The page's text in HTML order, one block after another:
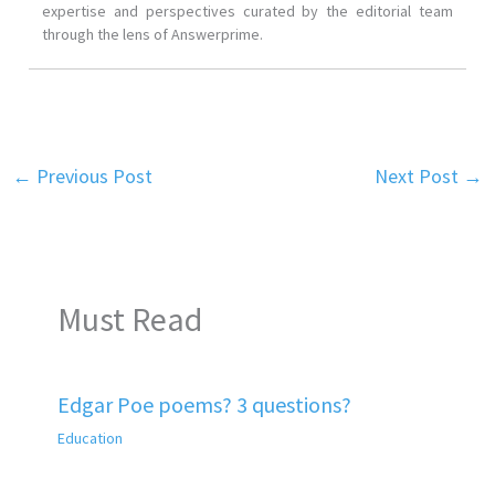
expertise and perspectives curated by the editorial team
through the lens of Answerprime.
← Previous Post Next Post →
Must Read
Edgar Poe poems? 3 questions?
Education